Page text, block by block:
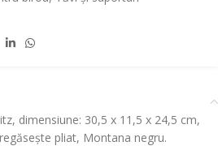
dimensiune: 30,5 x 11,5 x 24,5 cm,
pliat, Montana negru.